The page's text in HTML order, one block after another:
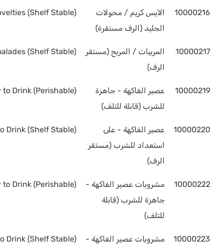
10000216
الآيس كريم / محولات
الجليد (الرف مستقرة)
(Shelf Stable)
10000217
المربيات / المربح (مستقر
الرف)
(Shelf Stable)
10000219
عصير الفاكهة - جاهزة
للشرب (قابلة للتلف)
Drink (Perishable)
10000220
عصير الفاكهة - على
استعداد للشرب (مستقر
الرف)
Drink (Shelf Stable)
10000222
مشروبات عصير الفاكهة -
جاهزة للشرب (قابلة
للتلف)
Drink (Perishable)
10000223
مشروبات عصير الفاكهة -
Drink (Shelf Stable)